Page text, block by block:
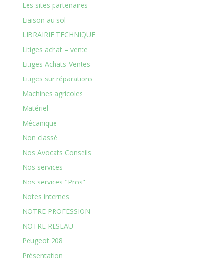
Les sites partenaires
Liaison au sol
LIBRAIRIE TECHNIQUE
Litiges achat – vente
Litiges Achats-Ventes
Litiges sur réparations
Machines agricoles
Matériel
Mécanique
Non classé
Nos Avocats Conseils
Nos services
Nos services "Pros"
Notes internes
NOTRE PROFESSION
NOTRE RESEAU
Peugeot 208
Présentation